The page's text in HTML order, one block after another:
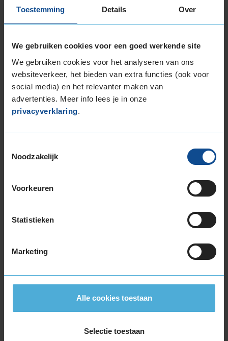
Toestemming Details Over
We gebruiken cookies voor een goed werkende site
We gebruiken cookies voor het analyseren van ons
websiteverkeer, het bieden van extra functies (ook voor
social media) en het relevanter maken van
advertenties. Meer info lees je in onze
privacyverklaring.
Noodzakelijk
Voorkeuren
Statistieken
Marketing
Alle cookies toestaan
Selectie toestaan
Item
of
3
Beschikbare bandenmaten
195/50R17 89H EXTRALOAD
205/50R17 93H EXTRALOAD
205/65R17 100H EXTRALOAD
215/45R17 91V EXTRALOAD
215/55R17 98V EXTRALOAD
215/65R17 99H